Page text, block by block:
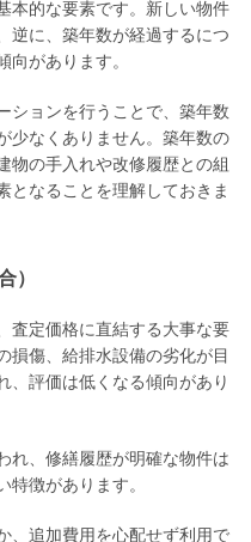
本的な要素です。新しい物件
逆に、築年数が経過するにつ
があります。
ションを行うことで、築年数
少なくありません。築年数の
物の手入れや改修履歴との組
となることを理解しておきま
）
査定価格に直結する大事な要
損傷、給排水設備の劣化が目
、評価は低くなる傾向があり
れ、修繕履歴が明確な物件は
徴があります。
、追加費用を心配せず利用で